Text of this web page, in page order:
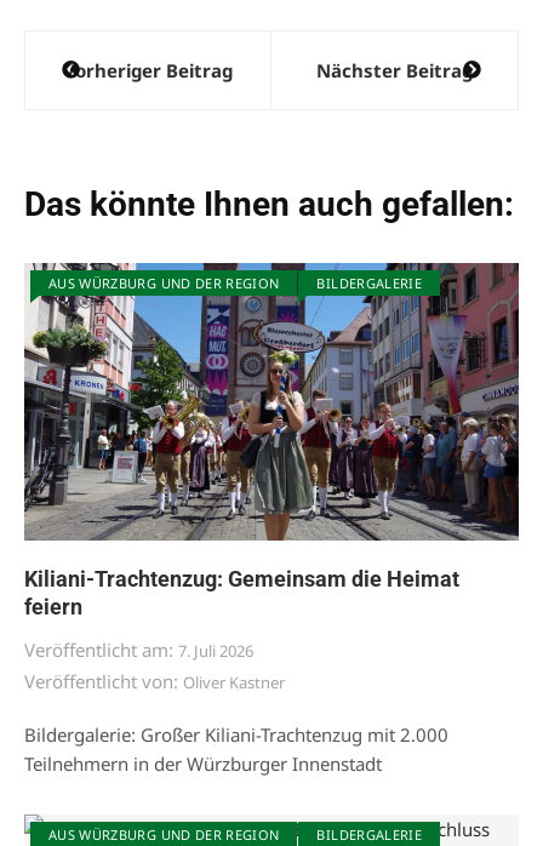
Beitragsnavigation
Vorheriger Beitrag Nächster Beitrag
Das könnte Ihnen auch gefallen:
AUS WÜRZBURG UND DER REGION BILDERGALERIE
Kiliani-Trachtenzug: Gemeinsam die Heimat
feiern
Veröffentlicht am: 7. Juli 2026
Veröffentlicht von: Oliver Kastner
Bildergalerie: Großer Kiliani-Trachtenzug mit 2.000
Teilnehmern in der Würzburger Innenstadt
AUS WÜRZBURG UND DER REGION BILDERGALERIE